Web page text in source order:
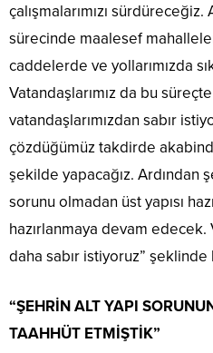
çalışmalarımızı sürdüreceğiz.
sürecinde maalesef
caddelerde ve yollarımızda
Vatandaşlarımız da bu
vatandaşlarımızdan sabır
çözdüğümüz takdirde
şekilde yapacağız. Ardından
sorunu olmadan üst yapısı
hazırlanmaya devam edecek.
daha sabır istiyoruz” şeklinde
“ŞEHRİN ALT YAPI
TAAHHÜT ETMİŞTİK”